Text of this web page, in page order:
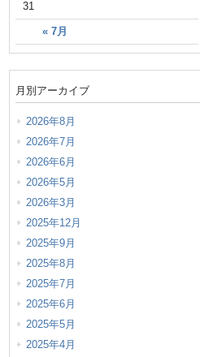
« 7月
31
月別アーカイブ
2026年8月
2026年7月
2026年6月
2026年5月
2026年3月
2025年12月
2025年9月
2025年8月
2025年7月
2025年6月
2025年5月
2025年4月